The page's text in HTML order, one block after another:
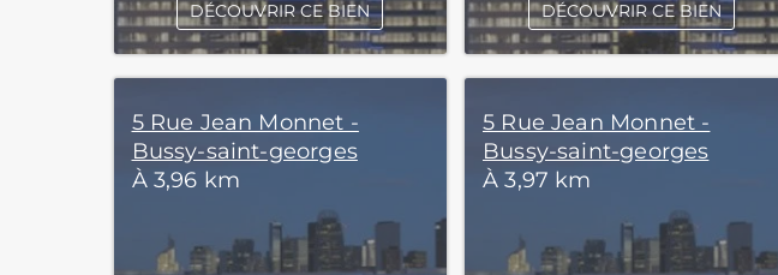
DÉCOUVRIR CE BIEN DÉCOUVRIR CE BIEN
5 Rue Jean Monnet -
Bussy-saint-georges
À 3,96 km
5 Rue Jean Monnet -
Bussy-saint-georges
À 3,97 km